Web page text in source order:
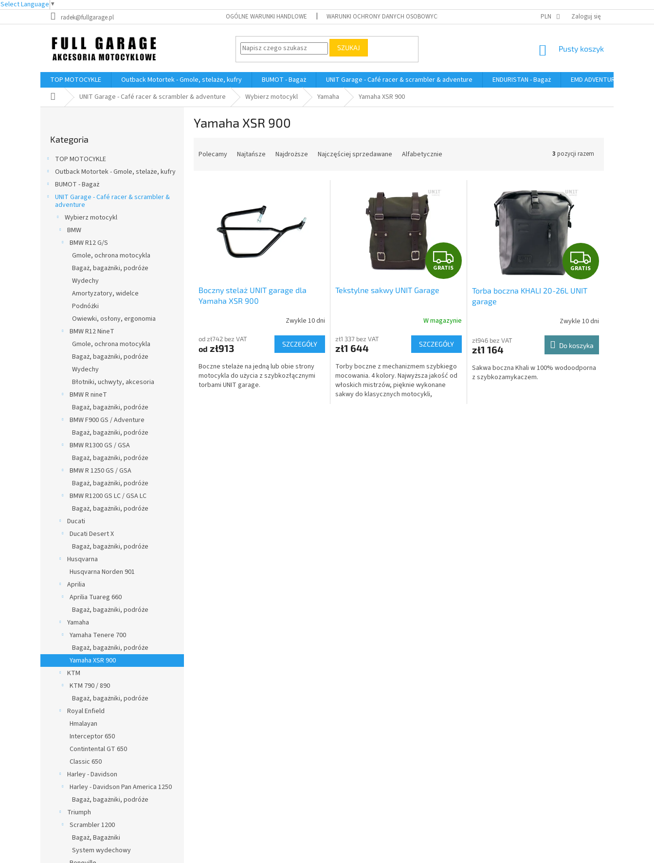
Select Language ▼
do
radek@fullgarage.pl OGÓLNE WARUNKI HANDLOWE WARUNKI OCHRONY DANYCH OSOBOWYCH PLN Zaloguj się
SZUKAJ KOSZYK
Pusty koszyk
TOP MOTOCYKLE Outback Motortek - Gmole, stelaże, kufry BUMOT - Bagaż UNIT Garage - Café racer & scrambler & adventure ENDURISTAN - Bagaż
EMD ADVENTURE GEAR -
Home UNIT Garage - Café racer & scrambler & adventure Wybierz motocykl Yamaha Yamaha XSR 900
kategorie
Kategoria
TOP MOTOCYKLE
Outback Motortek - Gmole, stelaże, kufry
BUMOT - Bagaż
UNIT Garage - Café racer & scrambler &
adventure
Wybierz motocykl
BMW
BMW R12 G/S
Gmole, ochrona motocykla
Bagaż, bagażniki, podróże
Wydechy
Amortyzatory, widelce
Podnóżki
Owiewki, osłony, ergonomia
BMW R12 NineT
Gmole, ochrona motocykla
Bagaż, bagażniki, podróże
Wydechy
Błotniki, uchwyty, akcesoria
BMW R nineT
Bagaż, bagażniki, podróże
BMW F900 GS / Adventure
Bagaż, bagażniki, podróże
BMW R1300 GS / GSA
Bagaż, bagażniki, podróże
BMW R 1250 GS / GSA
Bagaż, bagażniki, podróże
BMW R1200 GS LC / GSA LC
Bagaż, bagażniki, podróże
Ducati
Ducati Desert X
Bagaż, bagażniki, podróże
Husqvarna
Husqvarna Norden 901
Aprilia
Aprilia Tuareg 660
Bagaż, bagażniki, podróże
Yamaha
Yamaha Tenere 700
Bagaż, bagażniki, podróże
Yamaha XSR 900
KTM
KTM 790 / 890
Bagaż, bagażniki, podróże
Royal Enfield
Hmalayan
Interceptor 650
Contintental GT 650
Classic 650
Harley - Davidson
Harley - Davidson Pan America 1250
Bagaż, bagażniki, podróże
Triumph
Scrambler 1200
Bagaż, Bagażniki
System wydechowy
Yamaha XSR 900
w
Polecamy Najtańsze Najdroższe Najczęściej sprzedawane Alfabetycznie 3 pozycji razem
Boczny stelaż UNIT garage dla
Yamaha XSR 900
Zwykle 10 dni
od zł742 bez VAT
od zł913 SZCZEGÓŁY
Boczne stelaże na jedną lub obie strony
motocykla do użycia z szybkozłącznymi
torbami UNIT garage.
G
R
T
I
S
GRATIS
Tekstylne sakwy UNIT Garage
W magazynie
zł1 337 bez VAT
zł1 644 SZCZEGÓŁY
Torby boczne z mechanizmem szybkiego
mocowania. 4 kolory. Najwyższa jakość od
włoskich mistrzów, pięknie wykonane
sakwy do klasycznych motocykli,
G
R
T
I
S
GRATIS
Torba boczna KHALI 20-26L UNIT
garage
Zwykle 10 dni
zł946 bez VAT
zł1 164 Do koszyka
Sakwa boczna Khali w 100% wodoodporna
z szybkozamykaczem.